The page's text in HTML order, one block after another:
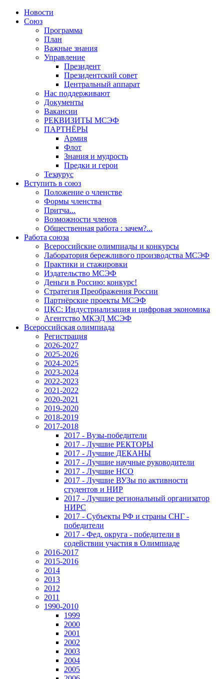
Новости
Союз
Программа
План
Важные знания
Управление
Президент
Президентский совет
Центральный аппарат
Нас поддерживают
Документы
Вакансии
РЕКВИЗИТЫ МСЭФ
ПАРТНЁРЫ
Армия
Флот
Знания и мудрость
Предки и герои
Тезаурус
Вступить в союз
Положение о членстве
Формы членства
Притча...
Возможности членов
Общественная работа : зачем?...
Работа союза
Всероссийские олимпиады и конкурсы
Лаборатория бережливого производства МСЭФ
Практики и стажировки
Издательство МСЭФ
Деньги в Россию: конкурс!
Стратегия Преображения России
Партнёрские проекты МСЭФ
ЦКС: Индустриализация и цифровая экономика
Агентство МКЭД МСЭФ
Всероссийская олимпиада
Регистрация
2026-2027
2025-2026
2024-2025
2023-2024
2022-2023
2021-2022
2020-2021
2019-2020
2018-2019
2017-2018
2017 - Вузы-победители
2017 - Лучшие РЕКТОРЫ
2017 - Лучшие ДЕКАНЫ
2017 - Лучшие научные руководители
2017 - Лучшие НСО
2017 - Лучшие ВУЗы по активности
студентов и НИР
2017 - Лучшие региональный организатор
НИРС
2017 - Субъекты РФ и страны СНГ -
победители
2017 - Фед. округа - победители в
содействии участия в Олимпиаде
2016-2017
2015-2016
2014
2013
2012
2011
1990-2010
1999
2000
2001
2002
2003
2004
2005